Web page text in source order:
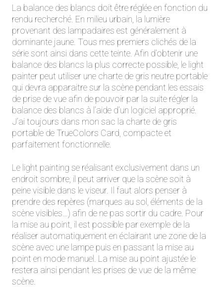
La balance des blancs doit être réglée en fonction du
rendu recherché. En milieu urbain, la lumière
provenant des lampadaires est généralement à
dominante jaune. Tous mes premiers clichés de la
série sont ainsi dans cette teinte. Afin d’obtenir une
balance des blancs la plus correcte possible, le light
painter peut utiliser une charte de gris neutre portable
qui devra apparaitre sur la scène pendant les essais
de prise de vue afin de pouvoir par la suite régler la
balance des blancs à l’aide d’un logiciel approprié.
J’ai toujours dans mon sac la charte de gris
portable de TrueColors Card, compacte et
parfaitement fonctionnelle.
Le light painting se réalisant exclusivement dans un
endroit sombre, il peut arriver que la scène soit à
peine visible dans le viseur. Il faut alors penser à
prendre des repères (marques au sol, éléments de la
scène visibles…) afin de ne pas sortir du cadre. Pour
la mise au point, il est possible par exemple de la
réaliser automatiquement en éclairant une zone de la
scène avec une lampe puis en passant la mise au
point en mode manuel. La mise au point ajustée le
restera ainsi pendant les prises de vue de la même
scène.